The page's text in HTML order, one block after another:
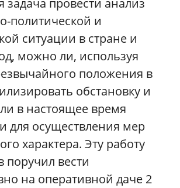
задача провести анализ
политической и
ситуации в стране и
можно ли, используя
положения в
обстановку и
в настоящее время
для осуществления мер
характера. Эту работу
поручил вести
на оперативной даче 2